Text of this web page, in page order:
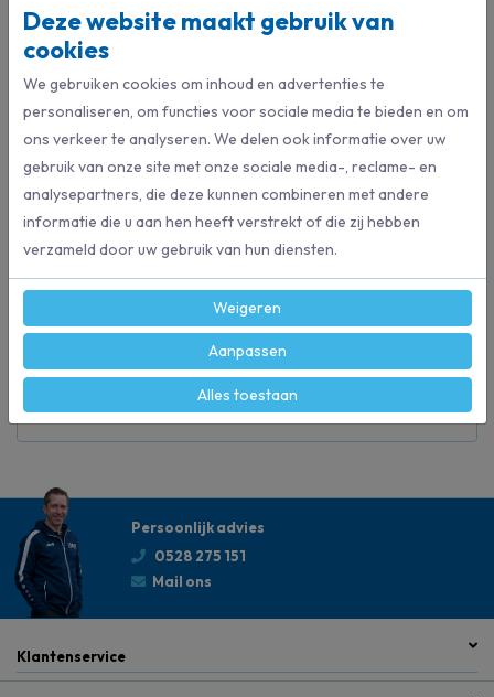
Beschrijving
Afmeting: 160/146 X 160 mm
Artikelnummer
Bestel direct
Persoonlijk advies
0528 275 151
Mail ons
Klantenservice
Deze website maakt gebruik van
cookies
We gebruiken cookies om inhoud en advertenties te
personaliseren, om functies voor sociale media te bieden en om
ons verkeer te analyseren. We delen ook informatie over uw
gebruik van onze site met onze sociale media-, reclame- en
analysepartners, die deze kunnen combineren met andere
informatie die u aan hen heeft verstrekt of die zij hebben
verzameld door uw gebruik van hun diensten.
Weigeren
Aanpassen
Alles toestaan